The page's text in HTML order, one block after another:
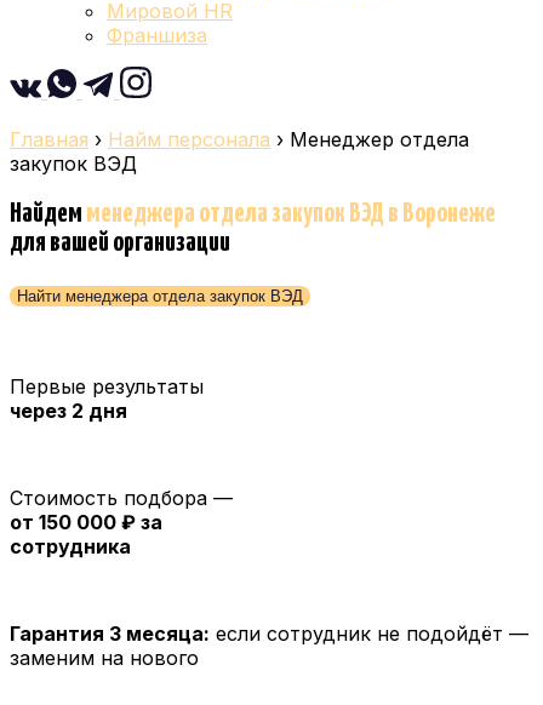
Мировой HR
Франшиза
Главная › Найм персонала › Менеджер отдела
закупок ВЭД
Найдем менеджера отдела закупок ВЭД в Воронеже
для вашей организации
Найти менеджера отдела закупок ВЭД
Первые результаты
через 2 дня
Стоимость подбора —
от 150 000 ₽ за
сотрудника
Гарантия 3 месяца: если сотрудник не подойдёт —
заменим на нового